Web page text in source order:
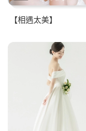
【相遇太美】